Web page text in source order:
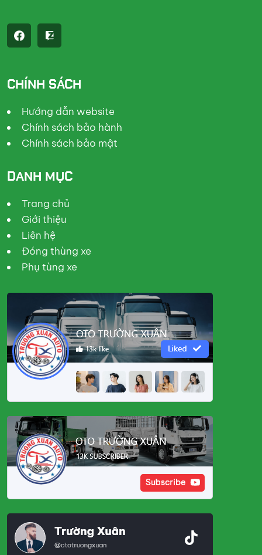
CHÍNH SÁCH
Hướng dẫn website
Chính sách bảo hành
Chính sách bảo mật
DANH MỤC
Trang chủ
Giới thiệu
Liên hệ
Đóng thùng xe
Phụ tùng xe